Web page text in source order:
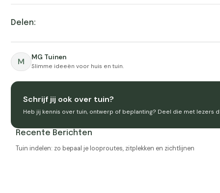
Delen:
M MG Tuinen
Slimme ideeën voor huis en tuin.
Recente Berichten
Tuin indelen: zo bepaal je looproutes, zitplekken en zichtlijnen
Schrijf jij ook over tuin?
Heb jij kennis over tuin, ontwerp of beplanting? Deel die met lezers